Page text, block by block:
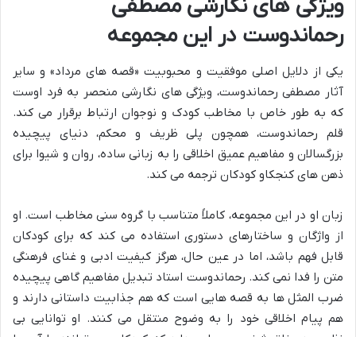
ویژگی های نگارشی مصطفی
رحماندوست در این مجموعه
یکی از دلایل اصلی موفقیت و محبوبیت «قصه های مرداد» و سایر
آثار مصطفی رحماندوست، ویژگی های نگارشی منحصر به فرد اوست
که به طور خاص با مخاطب کودک و نوجوان ارتباط برقرار می کند.
قلم رحماندوست، همچون پلی ظریف و محکم، دنیای پیچیده
بزرگسالان و مفاهیم عمیق اخلاقی را به زبانی ساده، روان و شیوا برای
ذهن های کنجکاو کودکان ترجمه می کند.
زبان او در این مجموعه، کاملاً متناسب با گروه سنی مخاطب است. او
از واژگان و ساختارهای دستوری استفاده می کند که برای کودکان
قابل فهم باشد، اما در عین حال، هرگز کیفیت ادبی و غنای فرهنگی
متن را فدا نمی کند. رحماندوست استاد تبدیل مفاهیم گاهی پیچیده
ضرب المثل ها به قصه هایی است که هم جذابیت داستانی دارند و
هم پیام اخلاقی خود را به وضوح منتقل می کنند. او توانایی بی